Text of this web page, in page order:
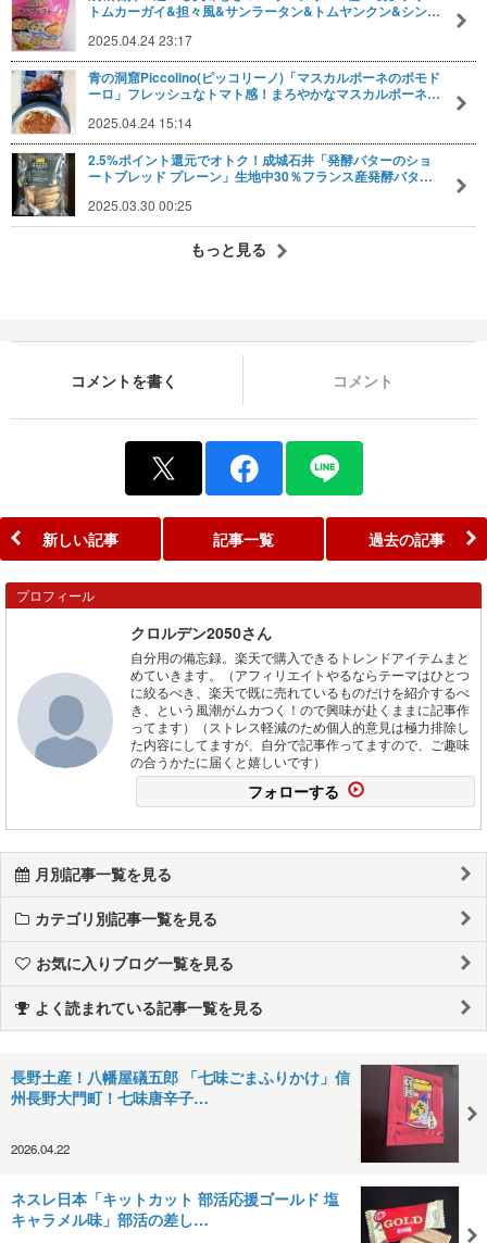
トムカーガイ&担々風&サンラータン&トムヤンクン&シン…
2025.04.24 23:17
青の洞窟Piccolino(ピッコリーノ)「マスカルポーネのポモド
ーロ」フレッシュなトマト感！まろやかなマスカルポーネ…
2025.04.24 15:14
2.5%ポイント還元でオトク！成城石井「発酵バターのショ
ートブレッド プレーン」生地中30％フランス産発酵バタ…
2025.03.30 00:25
もっと見る
コメントを書く コメント
新しい記事 記事一覧 過去の記事
プロフィール
クロルデン2050さん
自分用の備忘録。楽天で購入できるトレンドアイテムまと
めていきます。（アフィリエイトやるならテーマはひとつ
に絞るべき、楽天で既に売れているものだけを紹介するべ
き、という風潮がムカつく！ので興味が赴くままに記事作
ってます）（ストレス軽減のため個人的意見は極力排除し
た内容にしてますが、自分で記事作ってますので、ご趣味
の合うかたに届くと嬉しいです）
フォローする
月別記事一覧を見る
カテゴリ別記事一覧を見る
お気に入りブログ一覧を見る
よく読まれている記事一覧を見る
長野土産！八幡屋礒五郎 「七味ごまふりかけ」信
州長野大門町！七味唐辛子…
2026.04.22
ネスレ日本「キットカット 部活応援ゴールド 塩
キャラメル味」部活の差し…